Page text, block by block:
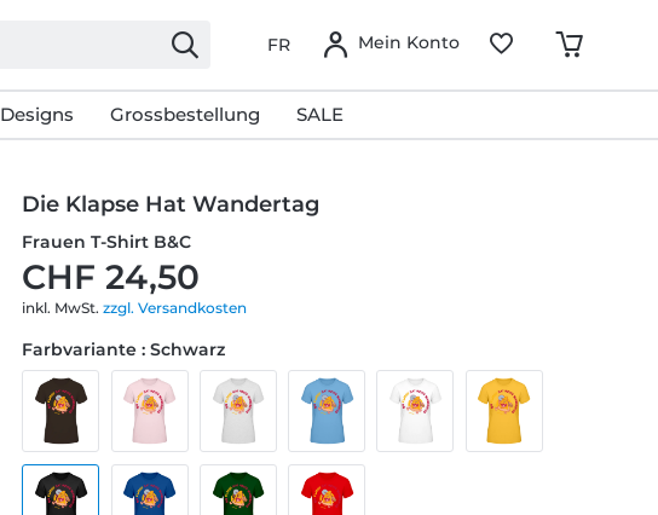
FR Mein Konto
Designs Grossbestellung SALE
Die Klapse Hat Wandertag
Frauen T-Shirt B&C
CHF 24,50
inkl. MwSt.zzgl. Versandkosten
Farbvariante : Schwarz